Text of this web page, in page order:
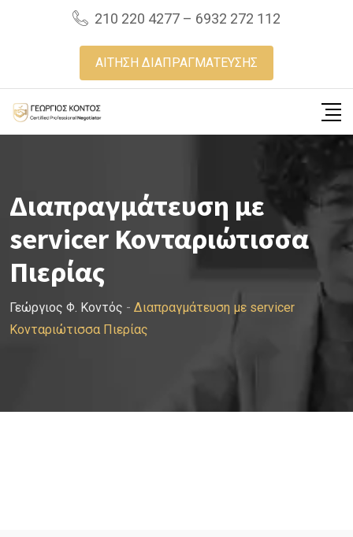
210 220 4277 – 6932 272 112
ΑΙΤΗΣΗ ΔΙΑΠΡΑΓΜΑΤΕΥΣΗΣ
Διαπραγμάτευση με
servicer Κονταριώτισσα
Πιερίας
Γεώργιος Φ. Κοντός - Διαπραγμάτευση με servicer
Κονταριώτισσα Πιερίας